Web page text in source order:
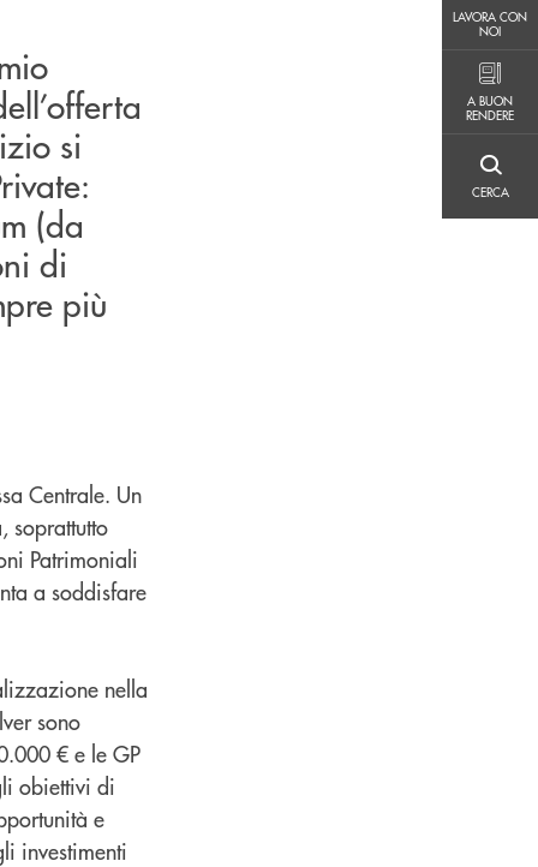
LAVORA CON
NOI
A BUON
RENDERE
CERCA
si
(da
di
più
Centrale. Un
soprattutto
Patrimoniali
a soddisfare
nella
sono
€ e le GP
obiettivi di
e
investimenti